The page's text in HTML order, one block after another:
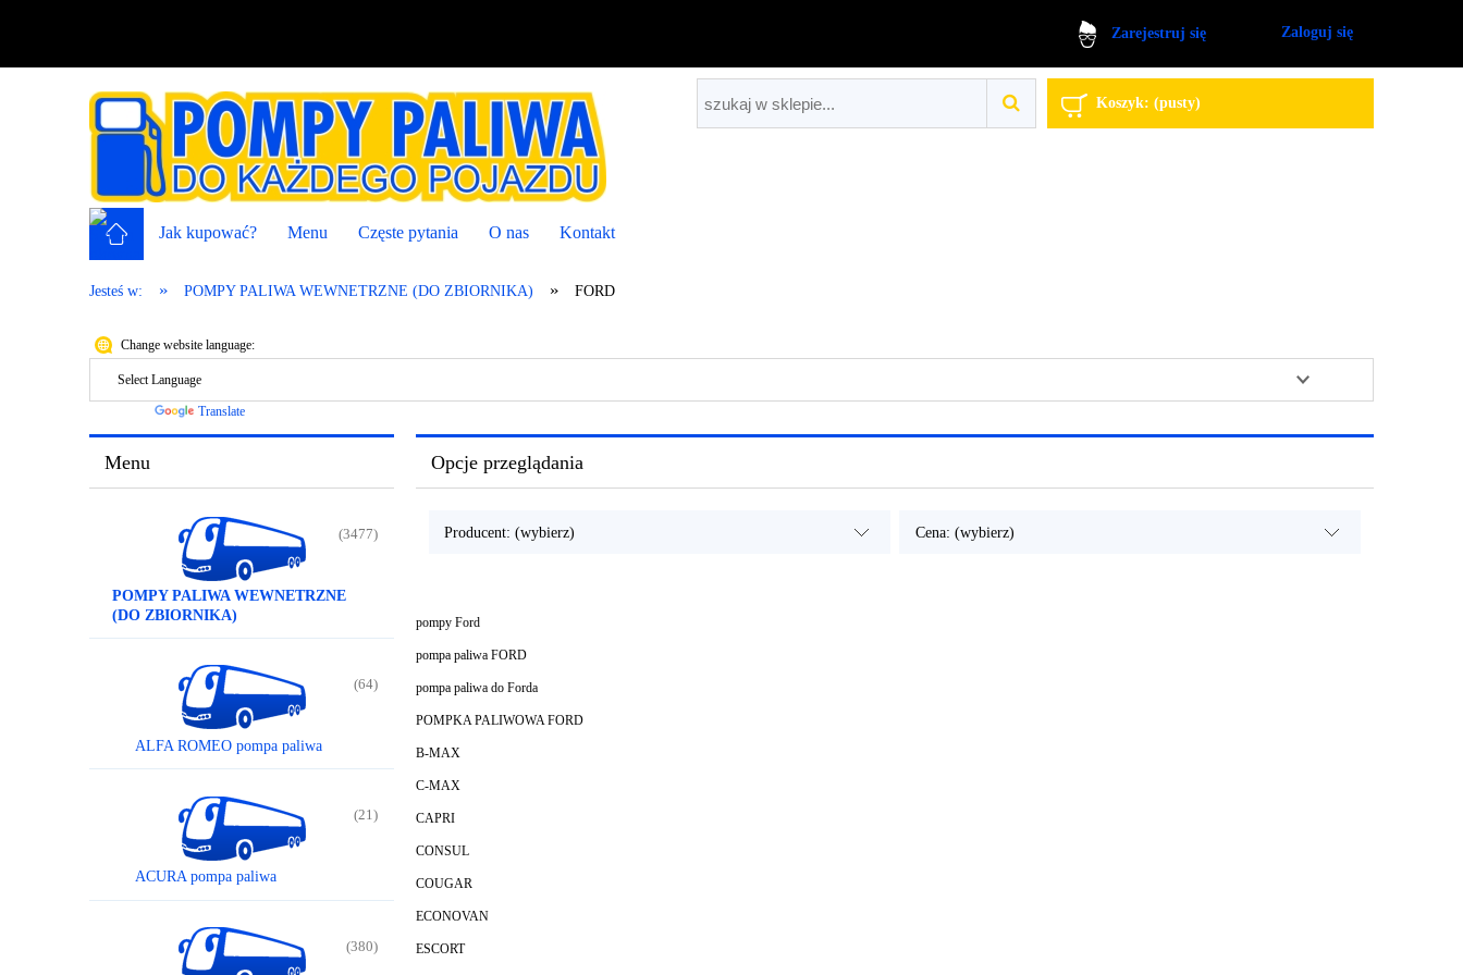
Zarejestruj się Zaloguj się
Koszyk: (pusty)
Jak kupować? Menu Częste pytania O nas Kontakt
Jesteś w: » POMPY PALIWA WEWNETRZNE (DO ZBIORNIKA) » FORD
Change website language:
Translate
Menu
POMPY PALIWA WEWNETRZNE
(DO ZBIORNIKA)
(3477)
ALFA ROMEO pompa paliwa
(64)
ACURA pompa paliwa
(21)
(380)
Opcje przeglądania
Producent: (wybierz) Cena: (wybierz)
pompy Ford
pompa paliwa FORD
pompa paliwa do Forda
POMPKA PALIWOWA FORD
B-MAX
C-MAX
CAPRI
CONSUL
COUGAR
ECONOVAN
ESCORT